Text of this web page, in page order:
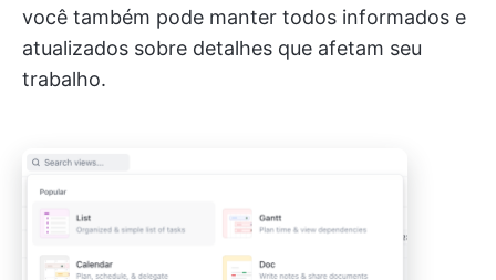
você também pode manter todos informados e
atualizados sobre detalhes que afetam seu
trabalho.